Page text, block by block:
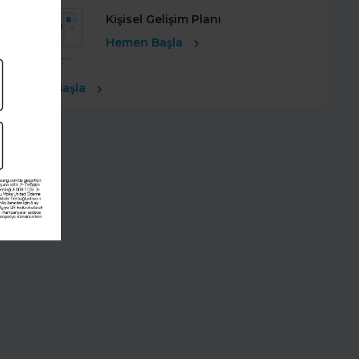
Kişisel Gelişim Planı
Hemen Başla
Ücretsiz Başla